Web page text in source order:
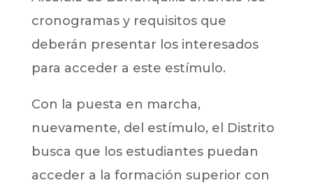
cronogramas y requisitos que
deberán presentar los interesados
para acceder a este estímulo.
Con la puesta en marcha,
nuevamente, del estímulo, el Distrito
busca que los estudiantes puedan
acceder a la formación superior con